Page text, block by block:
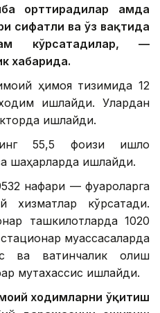
орттирадилар ҳамда
сифатли ва ўз вақтида
кўрсатадилар, —
хабарида.
ҳимоя тизимида 12
ишлайди. Улардан
ишлайди.
55,5 фоизи қишлоқ
шаҳарларда ишлайди.
нафари — фуқароларга
хизматлар кўрсатади.
ташкилотларда 1020
муассасаларда
ва вақтинчалик қолиш
мутахассис ишлайди.
ходимларни ўқитиш